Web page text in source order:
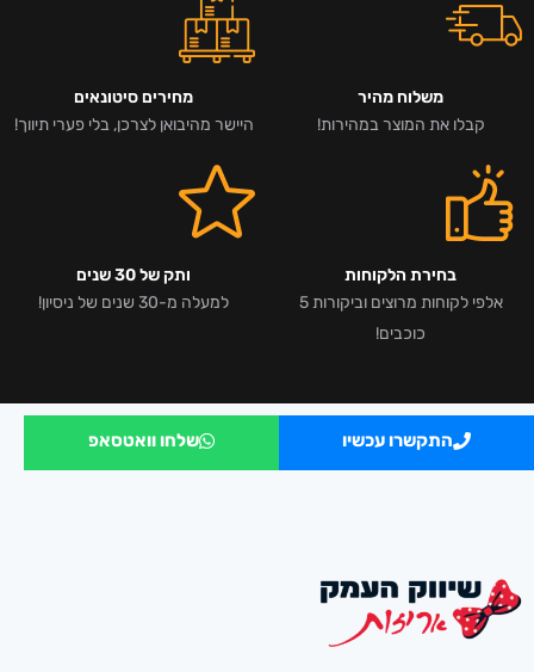
משלוח מהיר
קבלו את המוצר במהירות!
מחירים סיטונאים
היישר מהיבואן לצרכן, בלי פערי תיווך!
בחירת הלקוחות
אלפי לקוחות מרוצים וביקורות 5
כוכבים!
ותק של 30 שנים
למעלה מ-30 שנים של ניסיון!
התקשרו עכשיו שלחו וואטסאפ